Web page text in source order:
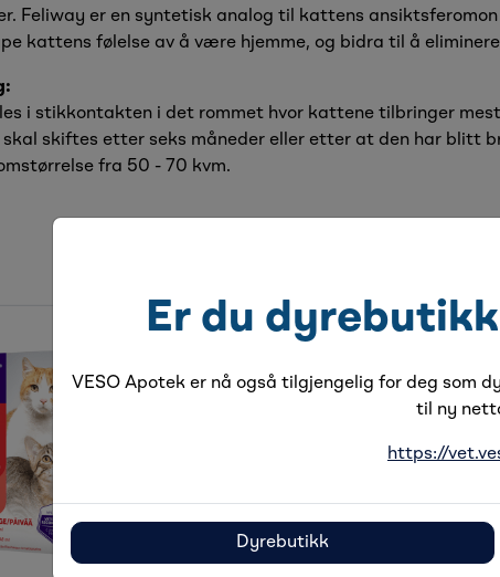
Feliway er en syntetisk analog til kattens
kattens følelse av å være hjemme, og bidra til å
i stikkontakten i det rommet hvor kattene tilbringer
skal skiftes etter seks måneder eller etter at den har blitt
fra 50 - 70 kvm.
Er du
VESO Apotek er nå også tilgjengelig for deg
til ny
https://
Dyrebutikk